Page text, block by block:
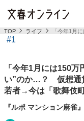
TOP ライフ 「今年1月
#1
「今年1月には150
い”のか…？ 仮想通
若者→今は「歌舞伎
『ルポ マンション麻雀